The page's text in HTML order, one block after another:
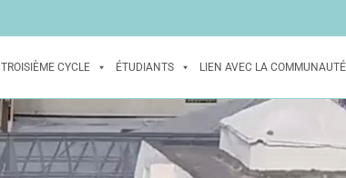
TROISIÈME CYCLE ÉTUDIANTS LIEN AVEC LA COMMUNAUTÉ